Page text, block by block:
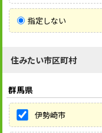
指定しない
住みたい市区町村
群馬県
伊勢崎市